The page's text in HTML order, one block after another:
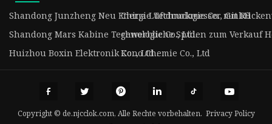
Shandong Junzheng Neu Energie Technologie Co., GmbH
China Luftdruckmesser mit
Shandong Mars Kabine Technologie Co., Ltd.
gewerbliche Spülen zum Verkauf
Huizhou Boxin Elektronik Co ., Ltd .Kono Chemie Co., Ltd
Copyright © de.njcclok.com, Alle Rechte vorbehalten. Privacy Policy